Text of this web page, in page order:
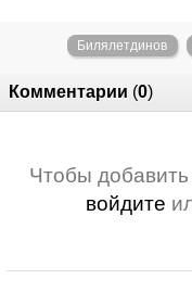
Билялетдинов
Комментарии (0)
Чтобы
войдите